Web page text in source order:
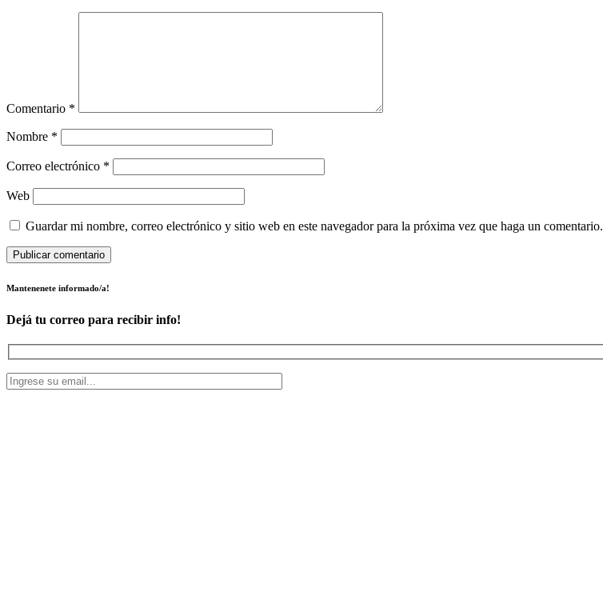
Comentario *
Nombre *
Correo electrónico *
Web
Guardar mi nombre, correo electrónico y sitio web en este navegador para la próxima vez que haga un comentario.
Mantenenete informado/a!
Dejá tu correo para recibir info!